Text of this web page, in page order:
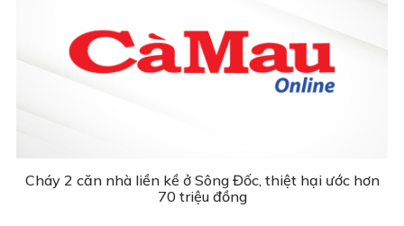
Cháy 2 căn nhà liền kề ở Sông Đốc, thiệt hại ước hơn
70 triệu đồng